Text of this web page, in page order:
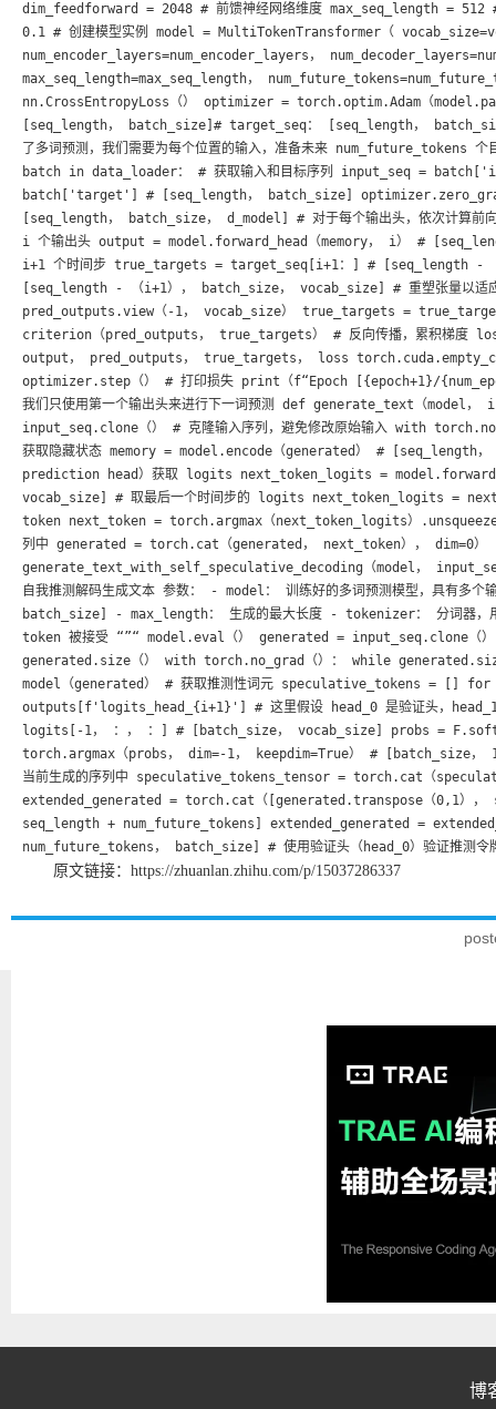
dim_feedforward = 2048 # 前馈神经网络维度 max_seq_length =
0.1 # 创建模型实例 model = MultiTokenTransformer（
num_encoder_layers=num_encoder_layers，
max_seq_length=max_seq_length，
nn.CrossEntropyLoss（） optimizer = torch.optim.Adam（
[seq_length， batch_size]# target_seq： [seq_length，
了多词预测，我们需要为每个位置的输入，准备未来
batch in data_loader： # 获取输入和目标序列 input_seq =
batch['target'] # [seq_length， batch_size] optimizer.zero_grad
[seq_length， batch_size， d_model] # 对于每个输出头，依次计算
i 个输出头 output = model.forward_head（memory， i） #
i+1 个时间步 true_targets = target_seq[i+1：] # [seq_length -
[seq_length - （i+1）， batch_size， vocab_size] # 重塑张量以适
pred_outputs.view（-1， vocab_size） true_targets =
criterion（pred_outputs， true_targets） # 反向传播，累积梯度
output， pred_outputs， true_targets， loss
optimizer.step（） # 打印损失 print（f“Epoch [{epoch+1}/
我们只使用第一个输出头来进行下一词预测 def generate_text（
input_seq.clone（） # 克隆输入序列，避免修改原始输入 with
获取隐藏状态 memory = model.encode（generated） #
prediction head）获取 logits next_token_logits =
vocab_size] # 取最后一个时间步的 logits next_token_logits =
token next_token = torch.argmax（next_token_logits）
列中 generated = torch.cat（generated， next_token）， dim=0）
generate_text_with_self_speculative_decoding（model，
自我推测解码生成文本 参数： - model： 训练好的多词预测模型，具有
batch_size] - max_length： 生成的最大长度 - tokenizer： 分词器，
token 被接受 “”“ model.eval（） generated = input_seq.clone（）
generated.size（） with torch.no_grad（）： while
model（generated） # 获取推测性词元 speculative_tokens = []
outputs[f'logits_head_{i+1}'] # 这里假设 head_0 是验证头，
logits[-1， ：， ：] # [batch_size， vocab_size] probs =
torch.argmax（probs， dim=-1， keepdim=True） # [batch_size
当前生成的序列中 speculative_tokens_tensor = torch.cat（
extended_generated = torch.cat（[generated.transpose（0,1）
seq_length + num_future_tokens] extended_generated =
num_future_tokens， batch_size] # 使用验证头（head_0）验证推测令
原文链接：https://zhuanlan.zhihu.com/p/15037286337
博